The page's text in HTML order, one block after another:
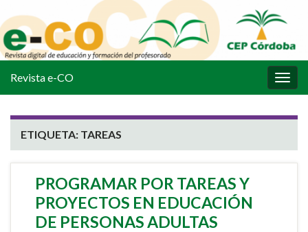
la
Revista e-CO
ETIQUETA: TAREAS
PROGRAMAR POR TAREAS Y
PROYECTOS EN EDUCACIÓN
DE PERSONAS ADULTAS